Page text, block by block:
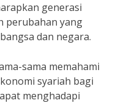
generasi
perubahan yang
dan negara.
sama memahami
syariah bagi
menghadapi